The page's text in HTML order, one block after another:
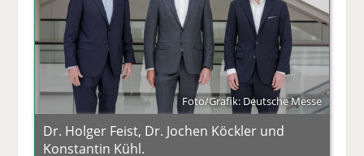
Foto/Grafik: Deutsche Messe
Dr. Holger Feist, Dr. Jochen Köckler und
Konstantin Kühl.